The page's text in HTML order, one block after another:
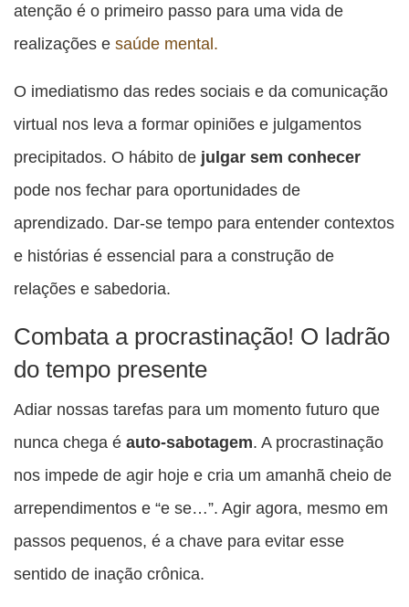
atenção é o primeiro passo para uma vida de
realizações e saúde mental.
O imediatismo das redes sociais e da comunicação
virtual nos leva a formar opiniões e julgamentos
precipitados. O hábito de julgar sem conhecer
pode nos fechar para oportunidades de
aprendizado. Dar-se tempo para entender contextos
e histórias é essencial para a construção de
relações e sabedoria.
Combata a procrastinação! O ladrão
do tempo presente
Adiar nossas tarefas para um momento futuro que
nunca chega é auto-sabotagem. A procrastinação
nos impede de agir hoje e cria um amanhã cheio de
arrependimentos e “e se…”. Agir agora, mesmo em
passos pequenos, é a chave para evitar esse
sentido de inação crônica.